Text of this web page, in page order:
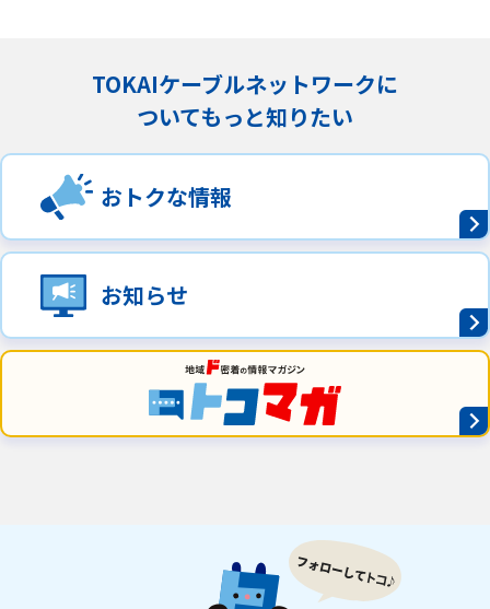
TOKAIケーブルネットワークに
ついてもっと知りたい
おトクな情報
お知らせ